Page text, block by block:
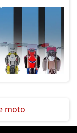
moto